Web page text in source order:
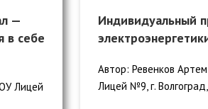
—
в себе
Лицей
Индивидуальный
Автор: Ревенков
Лицей №9, г.